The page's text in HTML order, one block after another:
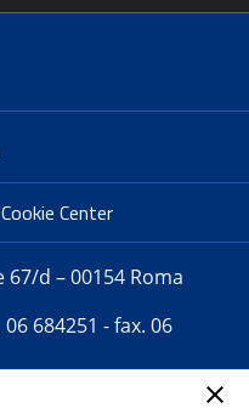
Cookie Center
d – 00154 Roma
06 684251 - fax. 06